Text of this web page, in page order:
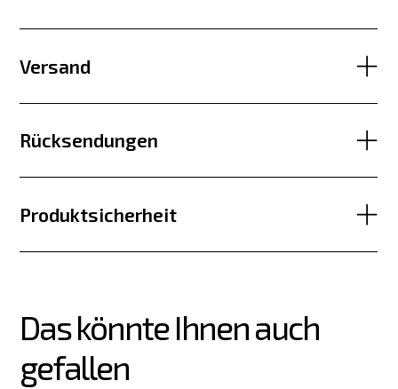
Versand
Rücksendungen
Produktsicherheit
Das könnte Ihnen auch
gefallen